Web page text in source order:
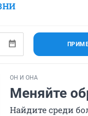
ОН И ОНА
Меняйте
Найдите среди